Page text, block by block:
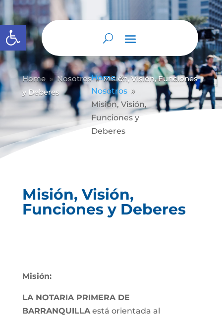
Abrir barra de herramientas
Home 9
Nosotros 9
Misión, Visión,
Funciones y
Deberes
Home 9 Nosotros 9 Misión, Visión, Funciones
y Deberes
Misión, Visión,
Funciones y Deberes
Misión:
LA NOTARIA PRIMERA DE
BARRANQUILLAestá orientada al